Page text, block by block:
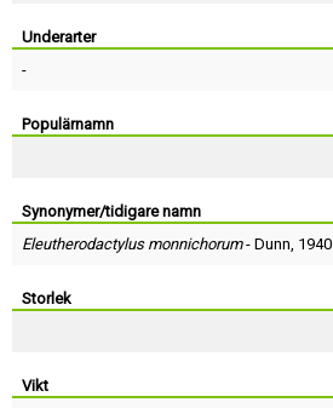
Underarter
-
Populärnamn
Synonymer/tidigare namn
Eleutherodactylus monnichorum- Dunn, 1940
Storlek
Vikt